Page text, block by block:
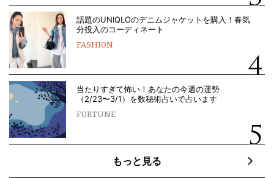
話題のUNIQLOのデニムジャケットを購入！春気
分投入のコーディネート
FASHION
当たりすぎて怖い！あなたの今週の運勢
（2/23〜3/1）を数秘術占いで占います
FORTUNE
もっと見る